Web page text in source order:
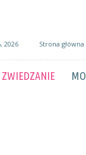
2026 Strona główna
ZWIEDZANIE